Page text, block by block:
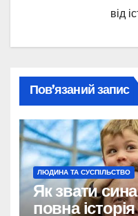
від
Пов’язаний запис
ЛЮДИНА ТА СУСПІЛЬСТВО
Як звати
повна історія